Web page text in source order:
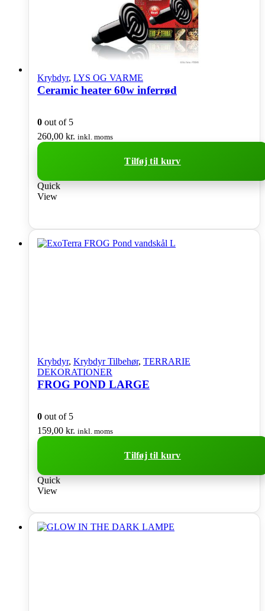
Krybdyr, LYS OG VARME
Ceramic heater 60w inferrød
0 out of 5
260,00 kr. inkl. moms
Tilføj til kurv
Quick
View
Krybdyr, Krybdyr Tilbehør, TERRARIE
DEKORATIONER
FROG POND LARGE
0 out of 5
159,00 kr. inkl. moms
Tilføj til kurv
Quick
View